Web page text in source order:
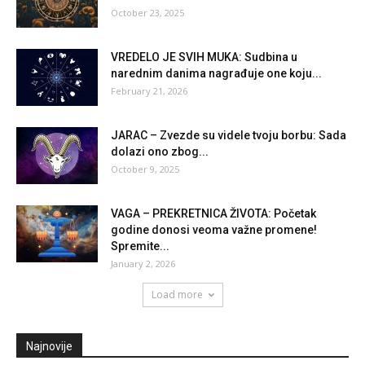
October 23, 2025
VREDELO JE SVIH MUKA: Sudbina u
narednim danima nagrađuje one koju...
February 21, 2026
JARAC – Zvezde su videle tvoju borbu: Sada
dolazi ono zbog...
October 9, 2025
VAGA – PREKRETNICA ŽIVOTA: Početak
godine donosi veoma važne promene!
Spremite...
January 2, 2026
Load more
Najnovije